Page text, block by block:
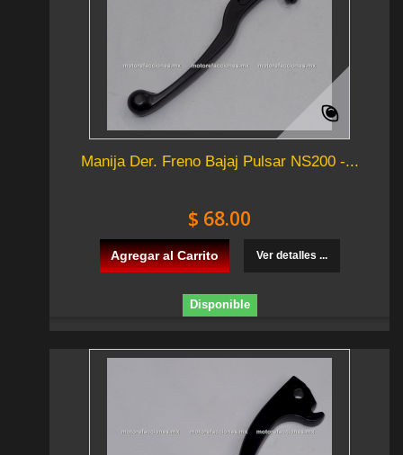
Manija Der. Freno Bajaj Pulsar NS200 -...
$ 68.00
Agregar al Carrito Ver detalles ...
Disponible